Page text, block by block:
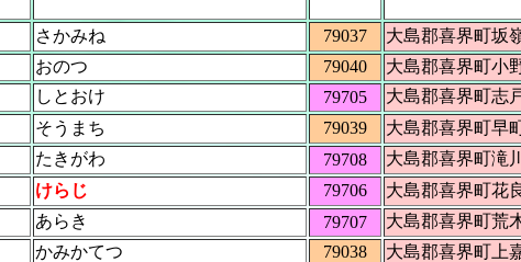
さかみね 79037 大島郡喜
おのつ 79040 大島郡喜
しとおけ 79705 大島郡喜
そうまち 79039 大島郡喜
たきがわ 79708 大島郡喜
けらじ 79706 大島郡喜
あらき 79707 大島郡喜
かみかてつ 79038 大島郡喜